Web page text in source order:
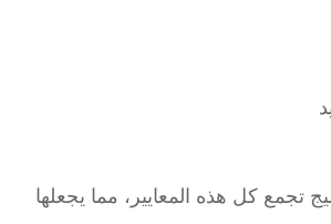
تجمع كل هذه المعايير، مما يجعلها